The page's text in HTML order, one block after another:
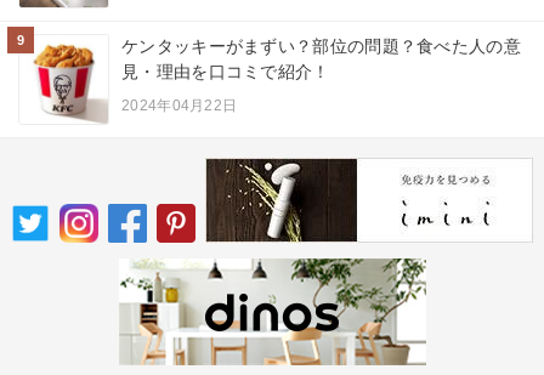
9
ケンタッキーがまずい？部位の問題？食べた人の意
見・理由を口コミで紹介！
2024年04月22日